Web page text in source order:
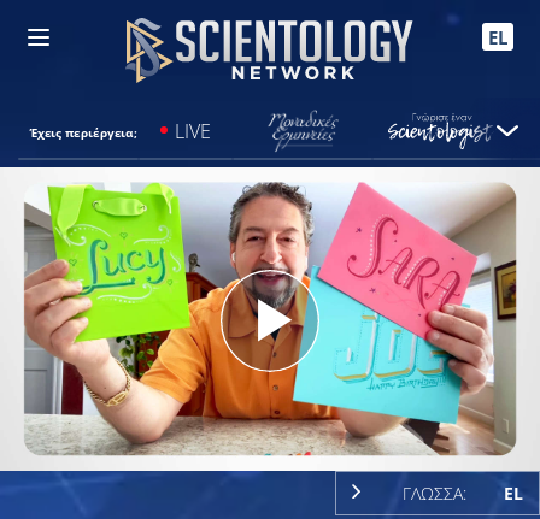
EL
Έχεις περιέργεια; LIVE
Play
Video
ΓΛΩΣΣΑ: EL